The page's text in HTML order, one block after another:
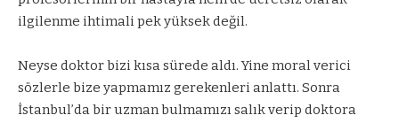
ilgilenme ihtimali pek yüksek değil.
Neyse doktor bizi kısa sürede aldı. Yine moral verici
sözlerle bize yapmamız gerekenleri anlattı. Sonra
İstanbul’da bir uzman bulmamızı salık verip doktora